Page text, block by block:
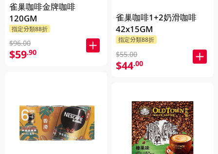
雀巢咖啡金牌咖啡
120GM
指定分類88折
$96.00
$59.90
雀巢咖啡1+2奶滑咖啡
42x15GM
指定分類88折
$55.00
$44.00